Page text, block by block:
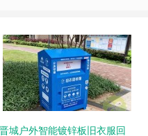
晋城户外智能镀锌板旧衣服回